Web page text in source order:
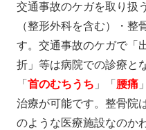
交通事故のケガを取り扱
（整形外科を含む）・
す。交通事故のケガで「
折」等は病院での診療と
「 首のむちうち 」「 腰痛
治療が可能です。整骨院
のような医療施設なのか